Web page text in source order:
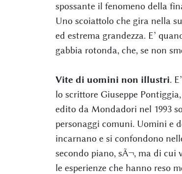
spossante il fenomeno della
Uno scoiattolo che gira nella
ed estrema grandezza. E’
gabbia rotonda, che, se non
Vite di uomini non illustri.
lo scrittore Giuseppe
edito da Mondadori nel 1993
personaggi comuni. Uomini e
incarnano e si confondono
secondo piano, sÃ¬, ma di cui
le esperienze che hanno reso